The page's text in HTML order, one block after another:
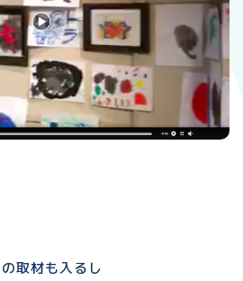
取材も入るし